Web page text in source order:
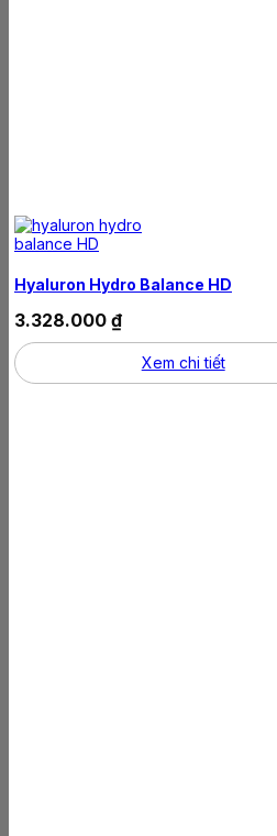
Hyaluron Hydro Balance HD
3.328.000 ₫
Xem chi tiết